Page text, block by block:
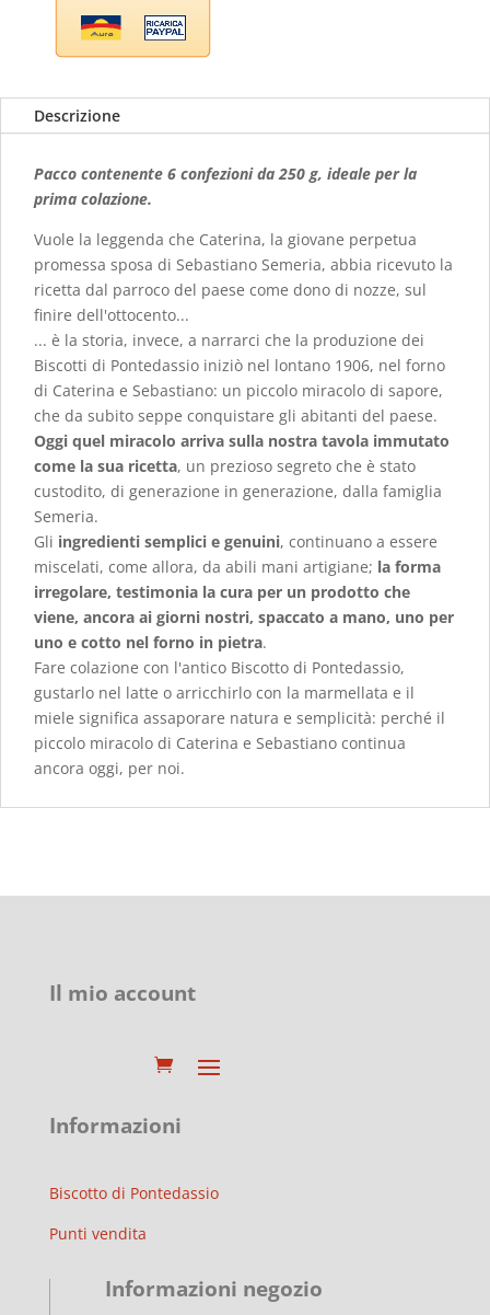
Descrizione
Pacco contenente 6 confezioni da 250 g, ideale per la
prima colazione.
Vuole la leggenda che Caterina, la giovane perpetua
promessa sposa di Sebastiano Semeria, abbia ricevuto la
ricetta dal parroco del paese come dono di nozze, sul
finire dell'ottocento...
... è la storia, invece, a narrarci che la produzione dei
Biscotti di Pontedassio iniziò nel lontano 1906, nel forno
di Caterina e Sebastiano: un piccolo miracolo di sapore,
che da subito seppe conquistare gli abitanti del paese.
Oggi quel miracolo arriva sulla nostra tavola immutato
come la sua ricetta, un prezioso segreto che è stato
custodito, di generazione in generazione, dalla famiglia
Semeria.
Gli ingredienti semplici e genuini, continuano a essere
miscelati, come allora, da abili mani artigiane; la forma
irregolare, testimonia la cura per un prodotto che
viene, ancora ai giorni nostri, spaccato a mano, uno per
uno e cotto nel forno in pietra.
Fare colazione con l'antico Biscotto di Pontedassio,
gustarlo nel latte o arricchirlo con la marmellata e il
miele significa assaporare natura e semplicità: perché il
piccolo miracolo di Caterina e Sebastiano continua
ancora oggi, per noi.
Il mio account
Informazioni
Biscotto di Pontedassio
Punti vendita
Informazioni negozio